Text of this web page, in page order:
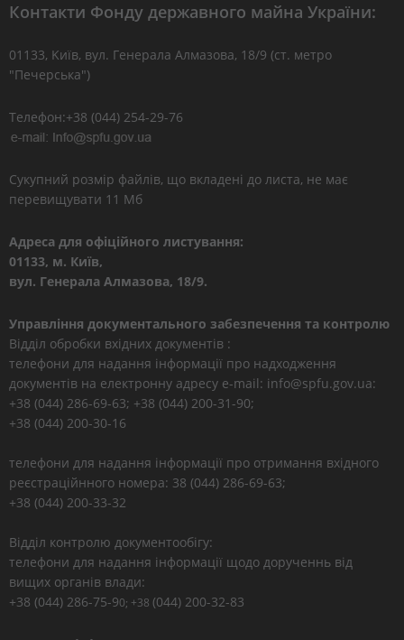
Контакти Фонду державного майна України:
01133, Kиїв, вул. Генерала Алмазова, 18/9 (ст. метро
"Печерська")
Телефон:+38 (044) 254-29-76
Сукупний розмір файлів, що вкладені до листа, не має
перевищувати 11 Мб
Адреса для офіційного листування:
01133, м. Київ,
вул. Генерала Алмазова, 18/9.
Управління документального забезпечення та контролю
Відділ обробки вхідних документів :
телефони для надання інформації про надходження
документів на електронну адресу e-mail: info@spfu.gov.ua:
+38 (044) 286-69-63; +38 (044) 200-31-90;
+38 (044) 200-30-16
телефони для надання інформації про отримання вхідного
реєстраційнного номера: 38 (044) 286-69-63;
+38 (044) 200-33-32
Відділ контролю документообігу:
телефони для надання інформації щодо дорученнь від
вищих органів влади:
+38 (044) 286-75-90; +38 (044) 200-32-83